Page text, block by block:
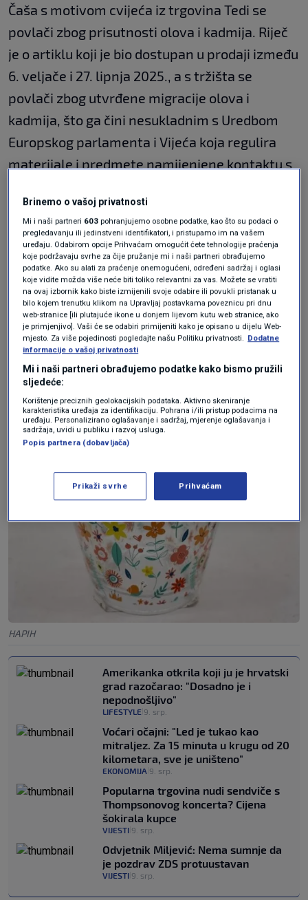
Čaša s motivom cvijeća iz trgovina Tedi se
povlači zbog prisutnosti olova i kadmija. Riječ
je o artiklu koji je bio dostupan u prodaji između
6. veljače i 27. lipnja 2025., a s tržišta se
povlači zbog utvrđene migracije olova i
kadmija, što ga čini nesukladnim s Uredbom
Europskog parlamenta i Vijeća koja regulira
materijale i predmete namijenjene kontaktu s
"Testiranja proizvoda ukazuju na povećanu
migraciju olova i kadmija. Navedena tvar može
biti štetna po zdravlje, te stoga savjetujemo da
se proizvodi ne koriste.", objavili su i iz trgovine.
Kupci koji su nabavili sporni proizvod mogu ga
zamijeniti za povrat u iznosu od tri eura ili
odabrati drugi artikl u Tedi dućanima.
HAPIH
Amerikanka otkrila koji ju je hrvatski
grad razočarao: "Dosadno je i
nepodnošljivo"
LIFESTYLE 9. srp.
Voćari očajni: "Led je tukao kao
mitraljez. Za 15 minuta u krugu od 20
kilometara, sve je uništeno"
EKONOMIJA 9. srp.
Popularna trgovina nudi sendviče s
Thompsonovog koncerta? Cijena
šokirala kupce
VIJESTI 9. srp.
Odvjetnik Miljević: Nema sumnje da
je pozdrav ZDS protuustavan
VIJESTI 9. srp.
Brinemo o vašoj privatnosti
Mi i naši partneri 603 pohranjujemo osobne podatke, kao što su podaci o
pregledavanju ili jedinstveni identifikatori, i pristupamo im na vašem
uređaju. Odabirom opcije Prihvaćam omogućit ćete tehnologije praćenja
koje podržavaju svrhe za čije pružanje mi i naši partneri obrađujemo
podatke. Ako su alati za praćenje onemogućeni, određeni sadržaj i oglasi
koje vidite možda više neće biti toliko relevantni za vas. Možete se vratiti
na ovaj izbornik kako biste izmijenili svoje odabire ili povukli pristanak u
bilo kojem trenutku klikom na Upravljaj postavkama poveznicu pri dnu
web-stranice [ili plutajuće ikone u donjem lijevom kutu web stranice, ako
je primjenjivo]. Vaši će se odabiri primijeniti kako je opisano u dijelu Web-
mjesto. Za više pojedinosti pogledajte našu Politiku privatnosti. Dodatne
informacije o vašoj privatnosti
Mi i naši partneri obrađujemo podatke kako bismo pružili
sljedeće:
Korištenje preciznih geolokacijskih podataka. Aktivno skeniranje
karakteristika uređaja za identifikaciju. Pohrana i/ili pristup podacima na
uređaju. Personalizirano oglašavanje i sadržaj, mjerenje oglašavanja i
sadržaja, uvidi u publiku i razvoj usluga.
Popis partnera (dobavljača)
Prikaži svrhe Prihvaćam